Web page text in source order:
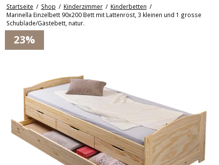
Startseite / Shop / Kinderzimmer / Kinderbetten /
Marinella Einzelbett 90x200 Bett mit Lattenrost, 3 kleinen und 1 grosse
Schublade/Gästebett, natur.
23%